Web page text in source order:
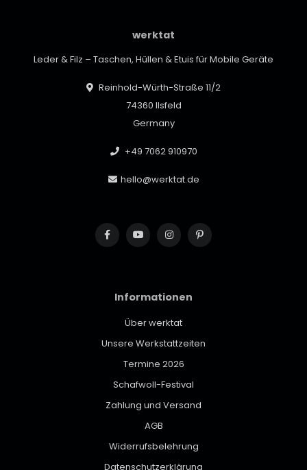
werktat
Leder & Filz – Taschen, Hüllen & Etuis für Mobile Geräte
Reinhold-Würth-Straße 11/2
74360 Ilsfeld
Germany
+49 7062 910970
hello@werktat.de
Informationen
Über werktat
Unsere Werkstattzeiten
Termine 2026
Schafwoll-Festival
Zahlung und Versand
AGB
Widerrufsbelehrung
Datenschutzerklärung